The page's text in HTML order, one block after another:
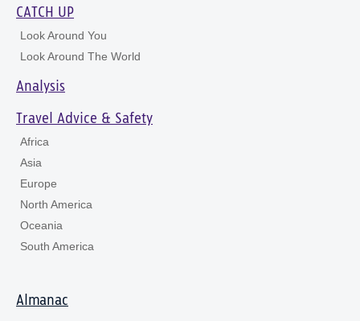
CATCH UP
Look Around You
Look Around The World
Analysis
Travel Advice & Safety
Africa
Asia
Europe
North America
Oceania
South America
Almanac